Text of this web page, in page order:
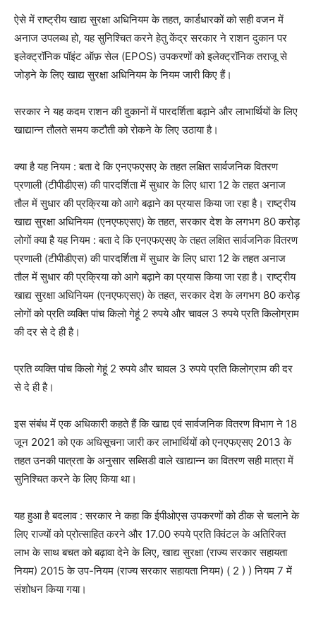
ऐसे में राष्ट्रीय खाद्य सुरक्षा अधिनियम के तहत, कार्डधारकों को सही वजन में
अनाज उपलब्ध हो, यह सुनिश्चित करने हेतु केंद्र सरकार ने राशन दुकान पर
इलेक्ट्रॉनिक पॉइंट ऑफ़ सेल (EPOS) उपकरणों को इलेक्ट्रॉनिक तराजू से
जोड़ने के लिए खाद्य सुरक्षा अधिनियम के नियम जारी किए हैं।
सरकार ने यह कदम राशन की दुकानों में पारदर्शिता बढ़ाने और लाभार्थियों के लिए
खाद्यान्न तौलते समय कटौती को रोकने के लिए उठाया है।
क्या है यह नियम : बता दे कि एनएफएसए के तहत लक्षित सार्वजनिक वितरण
प्रणाली (टीपीडीएस) की पारदर्शिता में सुधार के लिए धारा 12 के तहत अनाज
तौल में सुधार की प्रक्रिया को आगे बढ़ाने का प्रयास किया जा रहा है। राष्ट्रीय
खाद्य सुरक्षा अधिनियम (एनएफएसए) के तहत, सरकार देश के लगभग 80 करोड़
लोगों क्या है यह नियम : बता दे कि एनएफएसए के तहत लक्षित सार्वजनिक वितरण
प्रणाली (टीपीडीएस) की पारदर्शिता में सुधार के लिए धारा 12 के तहत अनाज
तौल में सुधार की प्रक्रिया को आगे बढ़ाने का प्रयास किया जा रहा है। राष्ट्रीय
खाद्य सुरक्षा अधिनियम (एनएफएसए) के तहत, सरकार देश के लगभग 80 करोड़
लोगों को प्रति व्यक्ति पांच किलो गेहूं 2 रुपये और चावल 3 रुपये प्रति किलोग्राम
की दर से दे ही है।
प्रति व्यक्ति पांच किलो गेहूं 2 रुपये और चावल 3 रुपये प्रति किलोग्राम की दर
से दे ही है।
इस संबंध में एक अधिकारी कहते हैं कि खाद्य एवं सार्वजनिक वितरण विभाग ने 18
जून 2021 को एक अधिसूचना जारी कर लाभार्थियों को एनएफएसए 2013 के
तहत उनकी पात्रता के अनुसार सब्सिडी वाले खाद्यान्न का वितरण सही मात्रा में
सुनिश्चित करने के लिए किया था।
यह हुआ है बदलाव : सरकार ने कहा कि ईपीओएस उपकरणों को ठीक से चलाने के
लिए राज्यों को प्रोत्साहित करने और 17.00 रुपये प्रति क्विंटल के अतिरिक्त
लाभ के साथ बचत को बढ़ावा देने के लिए, खाद्य सुरक्षा (राज्य सरकार सहायता
नियम) 2015 के उप-नियम (राज्य सरकार सहायता नियम) ( 2 ) ) नियम 7 में
संशोधन किया गया।